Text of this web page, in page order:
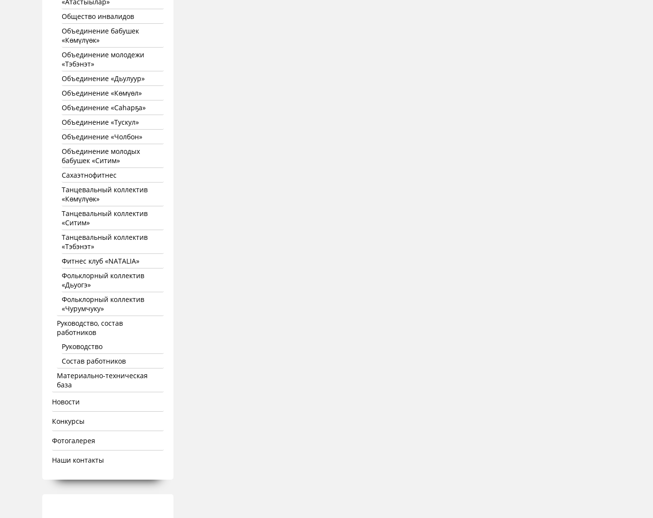
Общество инвалидов
Объединение бабушек
«Көмүлүөк»
Объединение молодежи
«Тэбэнэт»
Объединение «Дьулуур»
Объединение «Көмүөл»
Объединение «Саhарҕа»
Объединение «Тускул»
Объединение «Чолбон»
Объединение молодых
бабушек «Ситим»
Сахаэтнофитнес
Танцевальный коллектив
«Көмүлүөк»
Танцевальный коллектив
«Ситим»
Танцевальный коллектив
«Тэбэнэт»
Фитнес клуб «NATALIA»
Фольклорный коллектив
«Дьуогэ»
Фольклорный коллектив
«Чурумчуку»
Руководство, состав
работников
Руководство
Состав работников
Материально-техническая
база
Новости
Конкурсы
Фотогалерея
Наши контакты